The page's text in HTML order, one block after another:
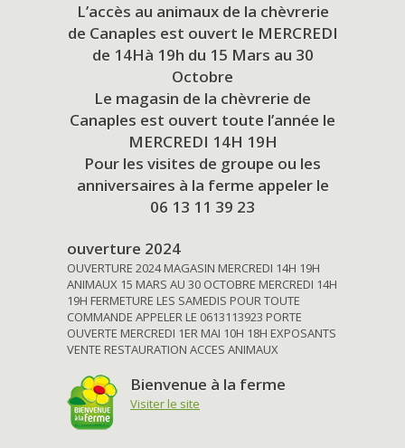
L’accès au animaux de la chèvrerie
de Canaples est ouvert le MERCREDI
de 14Hà 19h du 15 Mars au 30
Octobre
Le magasin de la chèvrerie de
Canaples est ouvert toute l’année le
MERCREDI 14H 19H
Pour les visites de groupe ou les
anniversaires à la ferme appeler le
06 13 11 39 23
ouverture 2024
OUVERTURE 2024 MAGASIN MERCREDI 14H 19H
ANIMAUX 15 MARS AU 30 OCTOBRE MERCREDI 14H
19H FERMETURE LES SAMEDIS POUR TOUTE
COMMANDE APPELER LE 0613113923 PORTE
OUVERTE MERCREDI 1ER MAI 10H 18H EXPOSANTS
VENTE RESTAURATION ACCES ANIMAUX
Bienvenue à la ferme
Visiter le site